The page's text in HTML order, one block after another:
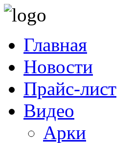
Главная
Новости
Прайс-лист
Видео
Арки